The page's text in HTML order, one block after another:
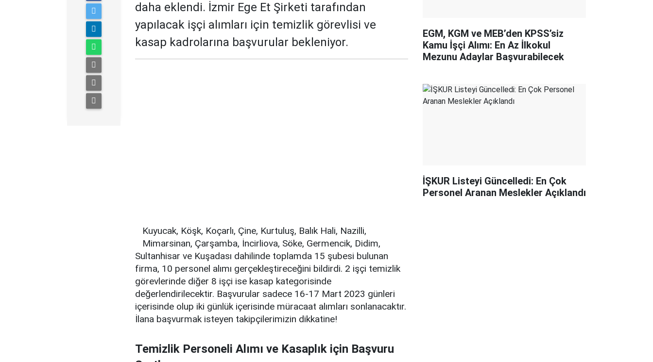
daha eklendi. İzmir Ege Et Şirketi tarafından
yapılacak işçi alımları için temizlik görevlisi ve
kasap kadrolarına başvurular bekleniyor.
Kuyucak, Köşk, Koçarlı, Çine, Kurtuluş, Balık Hali, Nazilli,
Mimarsinan, Çarşamba, İncirliova, Söke, Germencik, Didim,
Sultanhisar ve Kuşadası dahilinde toplamda 15 şubesi bulunan
firma, 10 personel alımı gerçekleştireceğini bildirdi. 2 işçi temizlik
görevlerinde diğer 8 işçi ise kasap kategorisinde
değerlendirilecektir. Başvurular sadece 16-17 Mart 2023 günleri
içerisinde olup iki günlük içerisinde müracaat alımları sonlanacaktır.
İlana başvurmak isteyen takipçilerimizin dikkatine!
Temizlik Personeli Alımı ve Kasaplık için Başvuru
EGM, KGM ve MEB’den KPSS’siz
Kamu İşçi Alımı: En Az İlkokul
Mezunu Adaylar Başvurabilecek
İŞKUR Listeyi Güncelledi: En Çok
Personel Aranan Meslekler Açıklandı